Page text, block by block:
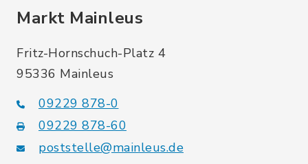
Markt Mainleus
Fritz-Hornschuch-Platz 4
95336 Mainleus
09229 878-0
09229 878-60
poststelle@mainleus.de